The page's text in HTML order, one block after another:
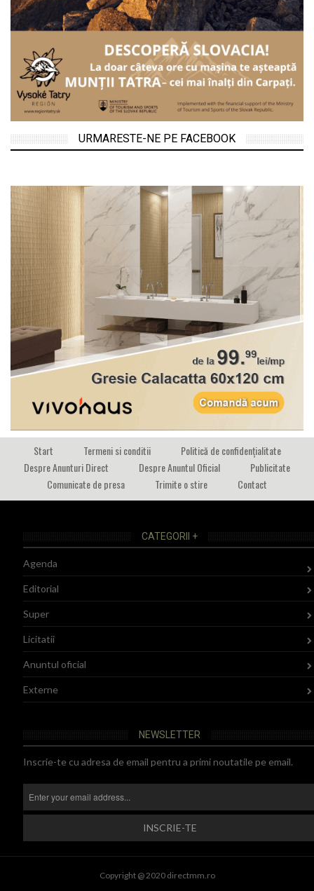
URMARESTE-NE PE FACEBOOK
Start Termeni si conditii
Politică de confidențialitate
Despre Anunturi Direct
Despre Anuntul Oficial
Publicitate
Comunicate de presa
Trimite o stire Contact
CATEGORII +
Agenda
Editorial
Super
Licitatii
Anuntul oficial
Externe
NEWSLETTER
Inscrie-te cu adresa de email pentru a primi noutatile pe email.
Copyright @ 2020 directmm.ro